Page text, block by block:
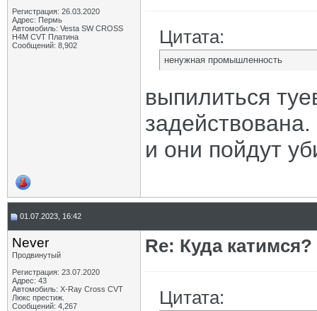
Регистрация: 26.03.2020
Адрес: Пермь
Автомобиль: Vesta SW CROSS
H4M CVT Платина
Сообщений: 8,902
Цитата:
ненужная промышленность
выпилиться
и они пойдут
01.07.2023, 16:42
Never
Продвинутый
Регистрация: 23.07.2020
Адрес: 43
Автомобиль: X-Ray Cross CVT
Люкс престиж.
Сообщений: 4,267
Re: Куда катимся?
Цитата: